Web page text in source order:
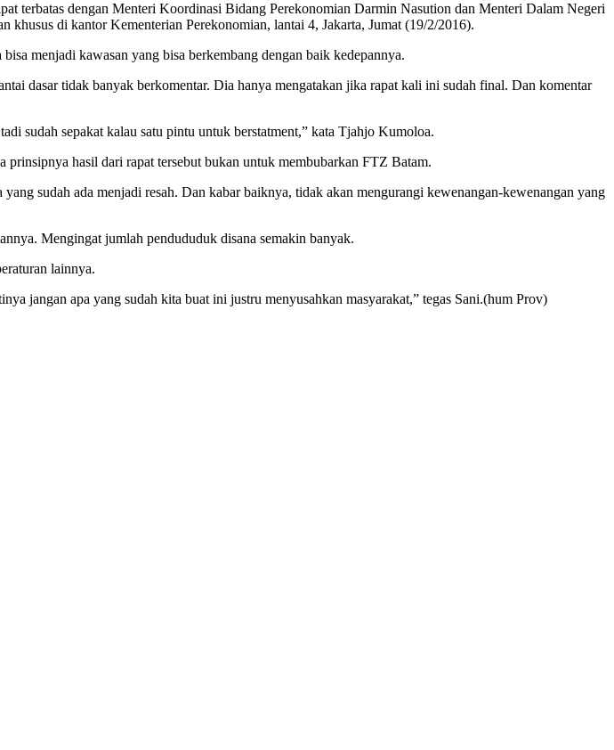
terbatas dengan Menteri Koordinasi Bidang Perekonomian Darmin Nasution dan Menteri Dalam Negeri
di kantor Kementerian Perekonomian, lantai 4, Jakarta, Jumat (19/2/2016).
menjadi kawasan yang bisa berkembang dengan baik kedepannya.
dasar tidak banyak berkomentar. Dia hanya mengatakan jika rapat kali ini sudah final. Dan komentar
sudah sepakat kalau satu pintu untuk berstatment,” kata Tjahjo Kumoloa.
hasil dari rapat tersebut bukan untuk membubarkan FTZ Batam.
sudah ada menjadi resah. Dan kabar baiknya, tidak akan mengurangi kewenangan-kewenangan yang
Mengingat jumlah pendududuk disana semakin banyak.
lainnya.
jangan apa yang sudah kita buat ini justru menyusahkan masyarakat,” tegas Sani.(hum Prov)